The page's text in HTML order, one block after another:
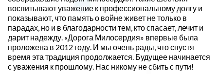
воспитывают уважение к профессиональному долгу и
показывают, что память о войне живет не только в
парадах, но и в благодарности тем, кто спасает, лечит и
дарит надежду. «Дорога Милосердия» впервые была
проложена в 2012 году. И мы очень рады, что спустя
время эта традиция продолжается. Будущее начинается
с уважения к прошлому. Нас никому не сбить с пути!